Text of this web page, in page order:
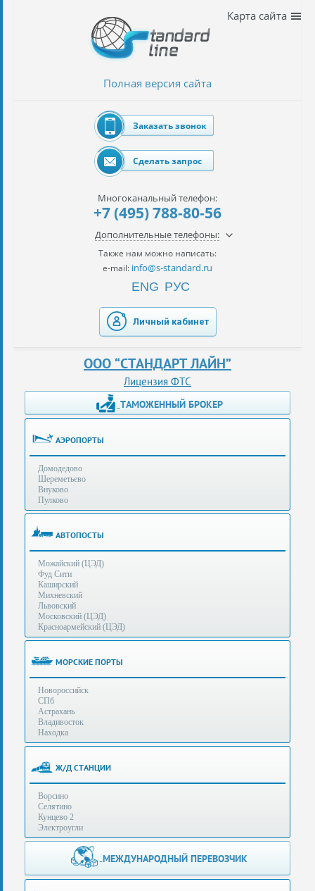
автомобилей
Получение
ЭЦП
за
сутки
услуги
Опыт
оформления
рекомендует
Таможенные
процедуры
(особенности):
Полезная
информация
Стоимость
услуг
Контакты
Заказать
звонок
Сделать
запрос
Многоканальный
телефон:
Дополнительные
+7 (929) 575-
Полная версия сайта
Карта сайта
Заказать звонок
Сделать запрос
Многоканальный телефон:
+7 (495) 788-80-56
Дополнительные телефоны:
Также нам можно написать:
e-mail: info@s-standard.ru
ENG РУС
Личный кабинет
ООО “СТАНДАРТ ЛАЙН”
Лицензия ФТС
ТАМОЖЕННЫЙ БРОКЕР
АЭРОПОРТЫ
Домодедово
Шереметьево
Внуково
Пулково
АВТОПОСТЫ
Можайский (ЦЭД)
Фуд Сити
Каширский
Михневский
Львовский
Московский (ЦЭД)
Красноармейский (ЦЭД)
МОРСКИЕ ПОРТЫ
Новороссийск
СПб
Астрахань
Владивосток
Находка
Ж/Д СТАНЦИИ
Ворсино
Селятино
Кунцево 2
Электроугли
МЕЖДУНАРОДНЫЙ ПЕРЕВОЗЧИК